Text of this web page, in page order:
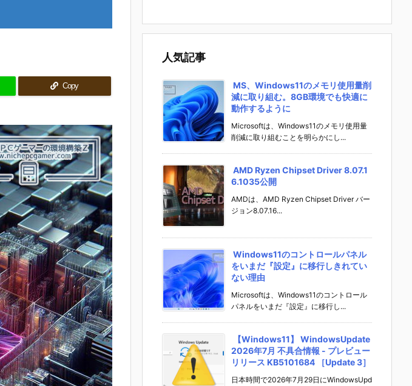
Copy
人気記事
MS、Windows11のメモリ使用量削
減に取り組む。8GB環境でも快適に
動作するように
Microsoftは、Windows11のメモリ使用量
削減に取り組むことを明らかにし...
AMD Ryzen Chipset Driver 8.07.1
6.1035公開
AMDは、AMD Ryzen Chipset Driver バー
ジョン8.07.16...
Windows11のコントロールパネル
をいまだ『設定』に移行しきれてい
ない理由
Microsoftは、Windows11のコントロール
パネルをいまだ『設定』に移行し...
【Windows11】 WindowsUpdate
2026年7月 不具合情報 - プレビュー
リリース KB5101684 ［Update 3］
日本時間で2026年7月29日にWindowsUpd